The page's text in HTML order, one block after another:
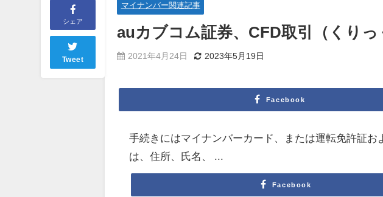
シェア
Tweet
マイナンバー関連記事
auカブコム証券、CFD取引（くり
2021年4月24日 2023年5月19日
Facebook
手続きにはマイナンバーカード、または運転免許証お
は、住所、氏名、 ...
Facebook